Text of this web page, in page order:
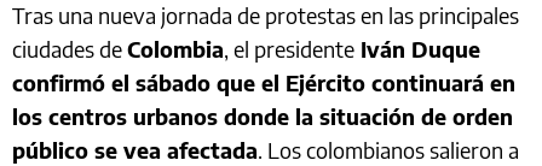
Tras una nueva jornada de protestas en las principales
ciudades deColombia, el presidente Iván Duque
confirmó el sábado que el Ejército continuará en
los centros urbanos donde la situación de orden
público se vea afectada. Los colombianos salieron a